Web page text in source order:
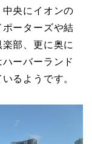
央にイオンの
ーターズや結
部、更に奥に
ーバーランド
るようです。